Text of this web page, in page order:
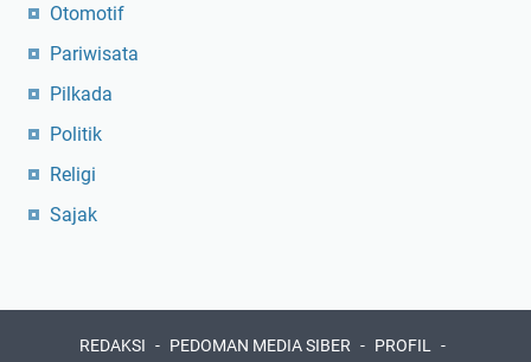
Otomotif
Pariwisata
Pilkada
Politik
Religi
Sajak
REDAKSI PEDOMAN MEDIA SIBER PROFIL